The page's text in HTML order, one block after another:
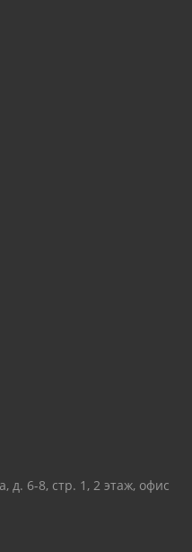
д. 6-8, стр. 1, 2 этаж, офис